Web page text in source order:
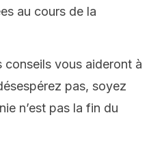
au cours de la
conseils vous aideront à
pas, soyez
n’est pas la fin du